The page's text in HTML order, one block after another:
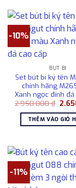
-10%
BÚT BI
Set bút bi ký tên
chính hãng
Xanh ngọc đính đá
2.950.000₫ Giá
là:
THÊM VÀO GIỎ
-11%